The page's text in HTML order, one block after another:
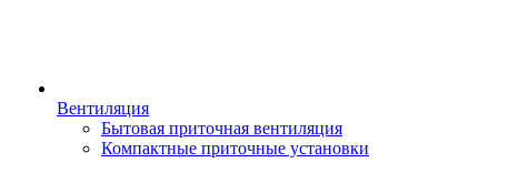
Вентиляция
Бытовая приточная вентиляция
Компактные приточные установки